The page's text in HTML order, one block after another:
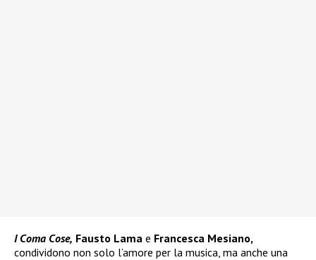
I Coma Cose, Fausto Lama e Francesca Mesiano,
condividono non solo l’amore per la musica, ma anche una